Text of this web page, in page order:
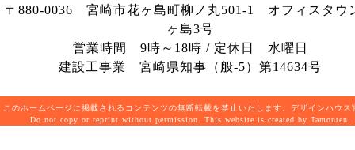
〒880-0036 宮崎市花ヶ島町柳ノ丸501-1 オフィスタウ
ヶ島3号
営業時間 9時～18時 / 定休日 水曜日
建設工事業 宮崎県知事（般-5）第14634号
このホームページに掲載されるコンテンツの無断転載を禁止いたします。デザインハウ
Do not copy or reprint without permission. This website is created by Tamonten.